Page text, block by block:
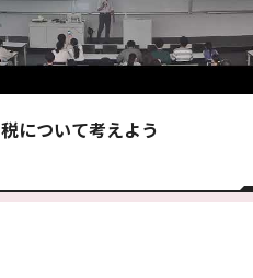
税について考えよう